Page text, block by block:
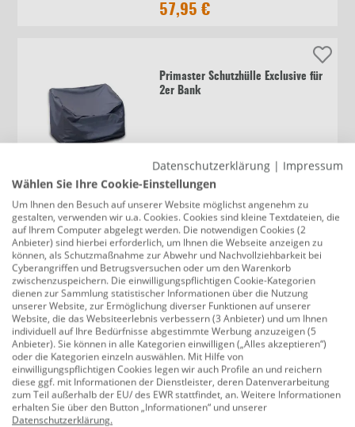
57,95 €
Primaster Schutzhülle Exclusive für
2er Bank
Winza Outdoor Covers Premium
Schutzhülle Loungeset Maße
300x300x75 cm Material PP MFY
79,99 €
Primaster Schutzhülle Exclusive für
3er Bank UV-beständig, verstärkt
Datenschutzerklärung | Impressum
Wählen Sie Ihre Cookie-Einstellungen
Um Ihnen den Besuch auf unserer Website möglichst angenehm zu
gestalten, verwenden wir u.a. Cookies. Cookies sind kleine Textdateien, die
auf Ihrem Computer abgelegt werden. Die notwendigen Cookies (2
Anbieter) sind hierbei erforderlich, um Ihnen die Webseite anzeigen zu
können, als Schutzmaßnahme zur Abwehr und Nachvollziehbarkeit bei
Cyberangriffen und Betrugsversuchen oder um den Warenkorb
zwischenzuspeichern. Die einwilligungspflichtigen Cookie-Kategorien
dienen zur Sammlung statistischer Informationen über die Nutzung
unserer Website, zur Ermöglichung diverser Funktionen auf unserer
Website, die das Websiteerlebnis verbessern (3 Anbieter) und um Ihnen
individuell auf Ihre Bedürfnisse abgestimmte Werbung anzuzeigen (5
Anbieter). Sie können in alle Kategorien einwilligen („Alles akzeptieren“)
oder die Kategorien einzeln auswählen. Mit Hilfe von
einwilligungspflichtigen Cookies legen wir auch Profile an und reichern
diese ggf. mit Informationen der Dienstleister, deren Datenverarbeitung
zum Teil außerhalb der EU/ des EWR stattfindet, an. Weitere Informationen
erhalten Sie über den Button „Informationen“ und unserer
Datenschutzerklärung.